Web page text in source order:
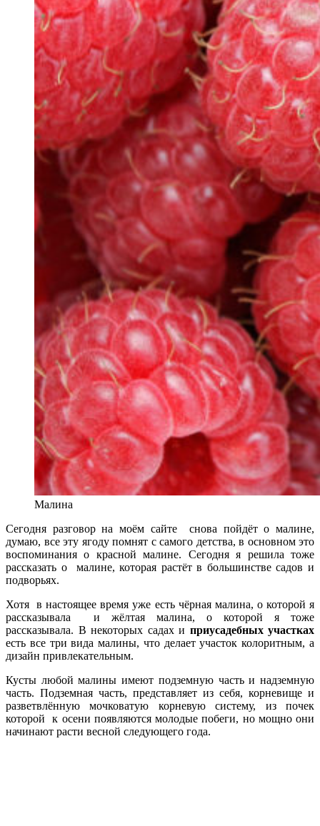
Малина
Сегодня разговор на моём сайте снова пойдёт о малине,
думаю, все эту ягоду помнят с самого детства, в основном это
воспоминания о красной малине. Сегодня я решила тоже
рассказать о малине, которая растёт в большинстве садов и
подворьях.
Хотя в настоящее время уже есть чёрная малина, о которой я
рассказывала и жёлтая малина, о которой я тоже
рассказывала. В некоторых садах и приусадебных участках
есть все три вида малины, что делает участок колоритным, а
дизайн привлекательным.
Кусты любой малины имеют подземную часть и надземную
часть. Подземная часть, представляет из себя, корневище и
разветвлённую мочковатую корневую систему, из почек
которой к осени появляются молодые побеги, но мощно они
начинают расти весной следующего года.